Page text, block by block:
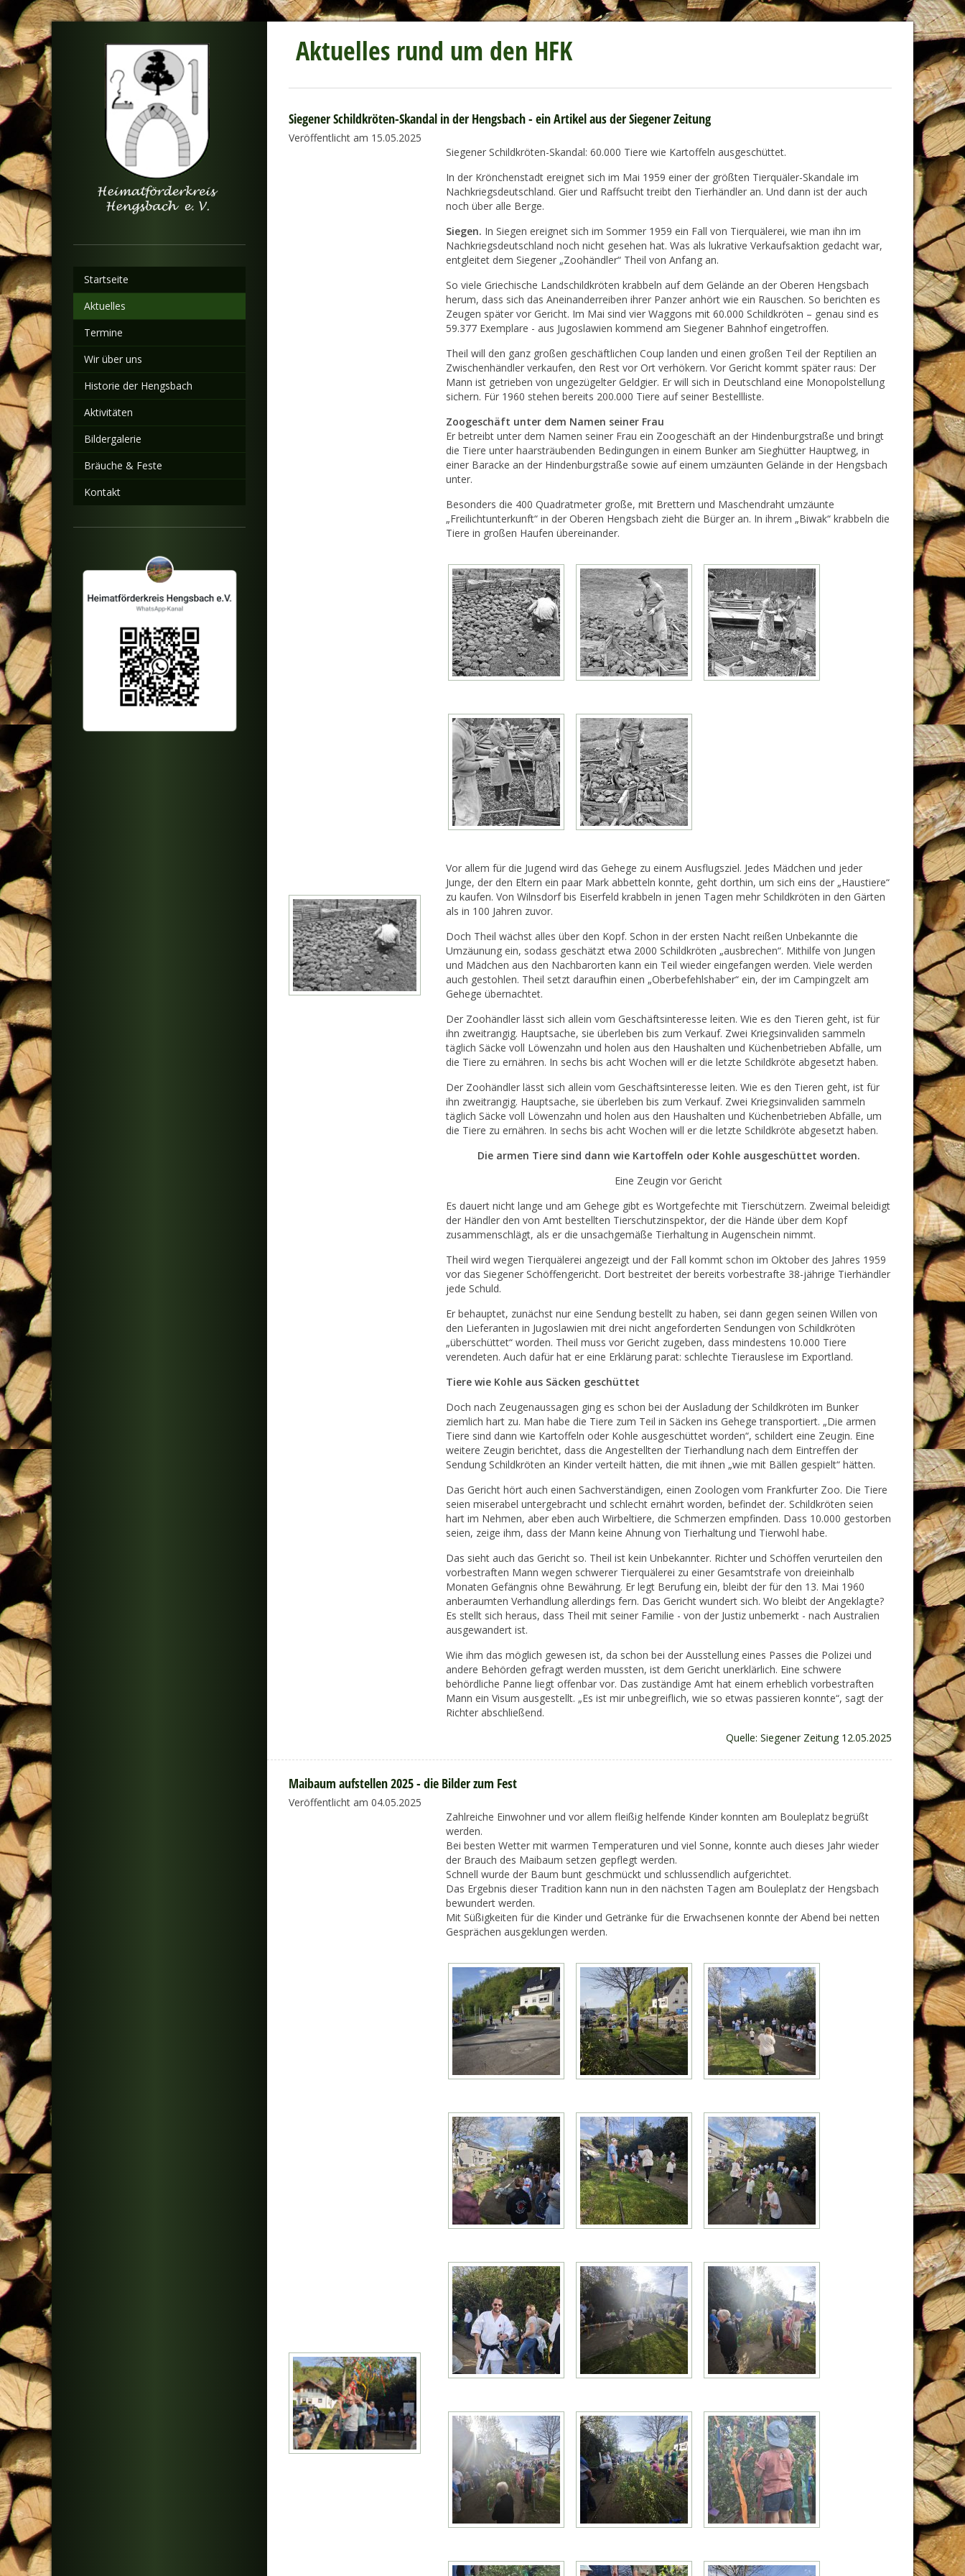
Aktuelles rund um den HFK
Siegener Schildkröten-Skandal in der Hengsbach - ein Artikel aus der Siegener Zeitung
Veröffentlicht am 15.05.2025
Siegener Schildkröten-Skandal: 60.000 Tiere wie Kartoffeln ausgeschüttet.
In der Krönchenstadt ereignet sich im Mai 1959 einer der größten Tierquäler-Skandale im
Nachkriegsdeutschland. Gier und Raffsucht treibt den Tierhändler an. Und dann ist der auch
noch über alle Berge.
Siegen. In Siegen ereignet sich im Sommer 1959 ein Fall von Tierquälerei, wie man ihn im
Nachkriegsdeutschland noch nicht gesehen hat. Was als lukrative Verkaufsaktion gedacht war,
entgleitet dem Siegener „Zoohändler“ Theil von Anfang an.
So viele Griechische Landschildkröten krabbeln auf dem Gelände an der Oberen Hengsbach
herum, dass sich das Aneinanderreiben ihrer Panzer anhört wie ein Rauschen. So berichten es
Zeugen später vor Gericht. Im Mai sind vier Waggons mit 60.000 Schildkröten – genau sind es
59.377 Exemplare - aus Jugoslawien kommend am Siegener Bahnhof eingetroffen.
Theil will den ganz großen geschäftlichen Coup landen und einen großen Teil der Reptilien an
Zwischenhändler verkaufen, den Rest vor Ort verhökern. Vor Gericht kommt später raus: Der
Mann ist getrieben von ungezügelter Geldgier. Er will sich in Deutschland eine Monopolstellung
sichern. Für 1960 stehen bereits 200.000 Tiere auf seiner Bestellliste.
Zoogeschäft unter dem Namen seiner Frau
Er betreibt unter dem Namen seiner Frau ein Zoogeschäft an der Hindenburgstraße und bringt
die Tiere unter haarsträubenden Bedingungen in einem Bunker am Sieghütter Hauptweg, in
einer Baracke an der Hindenburgstraße sowie auf einem umzäunten Gelände in der Hengsbach
unter.
Besonders die 400 Quadratmeter große, mit Brettern und Maschendraht umzäunte
„Freilichtunterkunft“ in der Oberen Hengsbach zieht die Bürger an. In ihrem „Biwak“ krabbeln die
Tiere in großen Haufen übereinander.
Vor allem für die Jugend wird das Gehege zu einem Ausflugsziel. Jedes Mädchen und jeder
Junge, der den Eltern ein paar Mark abbetteln konnte, geht dorthin, um sich eins der „Haustiere“
zu kaufen. Von Wilnsdorf bis Eiserfeld krabbeln in jenen Tagen mehr Schildkröten in den Gärten
als in 100 Jahren zuvor.
Doch Theil wächst alles über den Kopf. Schon in der ersten Nacht reißen Unbekannte die
Umzäunung ein, sodass geschätzt etwa 2000 Schildkröten „ausbrechen“. Mithilfe von Jungen
und Mädchen aus den Nachbarorten kann ein Teil wieder eingefangen werden. Viele werden
auch gestohlen. Theil setzt daraufhin einen „Oberbefehlshaber“ ein, der im Campingzelt am
Gehege übernachtet.
Der Zoohändler lässt sich allein vom Geschäftsinteresse leiten. Wie es den Tieren geht, ist für
ihn zweitrangig. Hauptsache, sie überleben bis zum Verkauf. Zwei Kriegsinvaliden sammeln
täglich Säcke voll Löwenzahn und holen aus den Haushalten und Küchenbetrieben Abfälle, um
die Tiere zu ernähren. In sechs bis acht Wochen will er die letzte Schildkröte abgesetzt haben.
Der Zoohändler lässt sich allein vom Geschäftsinteresse leiten. Wie es den Tieren geht, ist für
ihn zweitrangig. Hauptsache, sie überleben bis zum Verkauf. Zwei Kriegsinvaliden sammeln
täglich Säcke voll Löwenzahn und holen aus den Haushalten und Küchenbetrieben Abfälle, um
die Tiere zu ernähren. In sechs bis acht Wochen will er die letzte Schildkröte abgesetzt haben.
Die armen Tiere sind dann wie Kartoffeln oder Kohle ausgeschüttet worden.
Eine Zeugin vor Gericht
Es dauert nicht lange und am Gehege gibt es Wortgefechte mit Tierschützern. Zweimal beleidigt
der Händler den von Amt bestellten Tierschutzinspektor, der die Hände über dem Kopf
zusammenschlägt, als er die unsachgemäße Tierhaltung in Augenschein nimmt.
Theil wird wegen Tierquälerei angezeigt und der Fall kommt schon im Oktober des Jahres 1959
vor das Siegener Schöffengericht. Dort bestreitet der bereits vorbestrafte 38-jährige Tierhändler
jede Schuld.
Er behauptet, zunächst nur eine Sendung bestellt zu haben, sei dann gegen seinen Willen von
den Lieferanten in Jugoslawien mit drei nicht angeforderten Sendungen von Schildkröten
„überschüttet“ worden. Theil muss vor Gericht zugeben, dass mindestens 10.000 Tiere
verendeten. Auch dafür hat er eine Erklärung parat: schlechte Tierauslese im Exportland.
Tiere wie Kohle aus Säcken geschüttet
Doch nach Zeugenaussagen ging es schon bei der Ausladung der Schildkröten im Bunker
ziemlich hart zu. Man habe die Tiere zum Teil in Säcken ins Gehege transportiert. „Die armen
Tiere sind dann wie Kartoffeln oder Kohle ausgeschüttet worden“, schildert eine Zeugin. Eine
weitere Zeugin berichtet, dass die Angestellten der Tierhandlung nach dem Eintreffen der
Sendung Schildkröten an Kinder verteilt hätten, die mit ihnen „wie mit Bällen gespielt“ hätten.
Das Gericht hört auch einen Sachverständigen, einen Zoologen vom Frankfurter Zoo. Die Tiere
seien miserabel untergebracht und schlecht ernährt worden, befindet der. Schildkröten seien
hart im Nehmen, aber eben auch Wirbeltiere, die Schmerzen empfinden. Dass 10.000 gestorben
seien, zeige ihm, dass der Mann keine Ahnung von Tierhaltung und Tierwohl habe.
Das sieht auch das Gericht so. Theil ist kein Unbekannter. Richter und Schöffen verurteilen den
vorbestraften Mann wegen schwerer Tierquälerei zu einer Gesamtstrafe von dreieinhalb
Monaten Gefängnis ohne Bewährung. Er legt Berufung ein, bleibt der für den 13. Mai 1960
anberaumten Verhandlung allerdings fern. Das Gericht wundert sich. Wo bleibt der Angeklagte?
Es stellt sich heraus, dass Theil mit seiner Familie - von der Justiz unbemerkt - nach Australien
ausgewandert ist.
Wie ihm das möglich gewesen ist, da schon bei der Ausstellung eines Passes die Polizei und
andere Behörden gefragt werden mussten, ist dem Gericht unerklärlich. Eine schwere
behördliche Panne liegt offenbar vor. Das zuständige Amt hat einem erheblich vorbestraften
Mann ein Visum ausgestellt. „Es ist mir unbegreiflich, wie so etwas passieren konnte“, sagt der
Richter abschließend.
Quelle: Siegener Zeitung 12.05.2025
Maibaum aufstellen 2025 - die Bilder zum Fest
Veröffentlicht am 04.05.2025
Zahlreiche Einwohner und vor allem fleißig helfende Kinder konnten am Bouleplatz begrüßt
werden.
Bei besten Wetter mit warmen Temperaturen und viel Sonne, konnte auch dieses Jahr wieder
der Brauch des Maibaum setzen gepflegt werden.
Schnell wurde der Baum bunt geschmückt und schlussendlich aufgerichtet.
Das Ergebnis dieser Tradition kann nun in den nächsten Tagen am Bouleplatz der Hengsbach
bewundert werden.
Mit Süßigkeiten für die Kinder und Getränke für die Erwachsenen konnte der Abend bei netten
Gesprächen ausgeklungen werden.
Startseite
Aktuelles
Termine
Wir über uns
Historie der Hengsbach
Aktivitäten
Bildergalerie
Bräuche & Feste
Kontakt